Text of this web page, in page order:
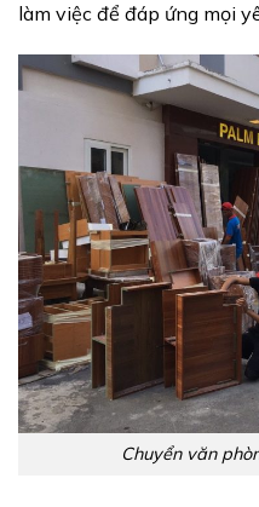
làm việc để đáp ứng mọi
Chuyển văn